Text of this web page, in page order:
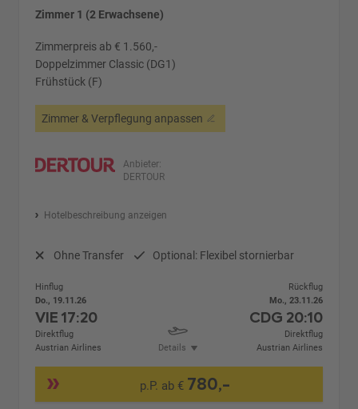
Zimmer 1 (2 Erwachsene)
Zimmerpreis ab € 1.560,-
Doppelzimmer Classic (DG1)
Frühstück (F)
Zimmer & Verpflegung anpassen
Anbieter:
DERTOUR
Hotelbeschreibung anzeigen
Ohne Transfer Optional: Flexibel stornierbar
Hinflug
Do., 19.11.26
VIE17:20
Direktflug
Austrian Airlines
Details
Rückflug
Mo., 23.11.26
CDG 20:10
Direktflug
Austrian Airlines
p.P. ab € 780,-